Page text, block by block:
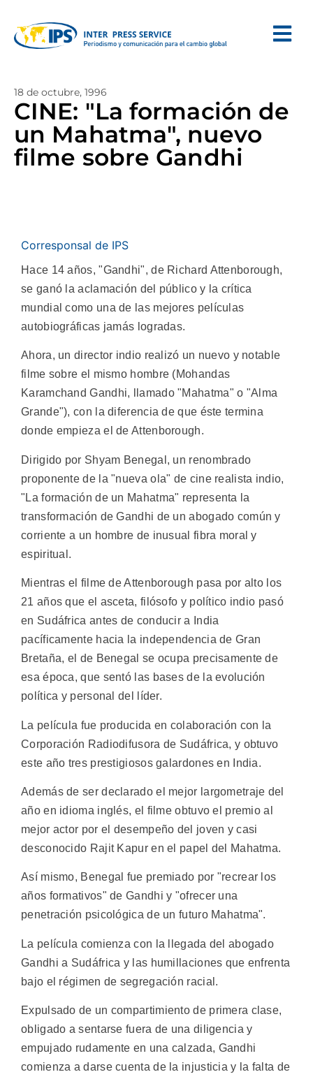
18 de octubre, 1996
CINE: "La formación de
un Mahatma", nuevo
filme sobre Gandhi
Corresponsal de IPS
Hace 14 años, "Gandhi", de Richard Attenborough,
se ganó la aclamación del público y la crítica
mundial como una de las mejores películas
autobiográficas jamás logradas.
Ahora, un director indio realizó un nuevo y notable
filme sobre el mismo hombre (Mohandas
Karamchand Gandhi, llamado "Mahatma" o "Alma
Grande"), con la diferencia de que éste termina
donde empieza el de Attenborough.
Dirigido por Shyam Benegal, un renombrado
proponente de la "nueva ola" de cine realista indio,
"La formación de un Mahatma" representa la
transformación de Gandhi de un abogado común y
corriente a un hombre de inusual fibra moral y
espiritual.
Mientras el filme de Attenborough pasa por alto los
21 años que el asceta, filósofo y político indio pasó
en Sudáfrica antes de conducir a India
pacíficamente hacia la independencia de Gran
Bretaña, el de Benegal se ocupa precisamente de
esa época, que sentó las bases de la evolución
política y personal del líder.
La película fue producida en colaboración con la
Corporación Radiodifusora de Sudáfrica, y obtuvo
este año tres prestigiosos galardones en India.
Además de ser declarado el mejor largometraje del
año en idioma inglés, el filme obtuvo el premio al
mejor actor por el desempeño del joven y casi
desconocido Rajit Kapur en el papel del Mahatma.
Así mismo, Benegal fue premiado por "recrear los
años formativos" de Gandhi y "ofrecer una
penetración psicológica de un futuro Mahatma".
La película comienza con la llegada del abogado
Gandhi a Sudáfrica y las humillaciones que enfrenta
bajo el régimen de segregación racial.
Expulsado de un compartimiento de primera clase,
obligado a sentarse fuera de una diligencia y
empujado rudamente en una calzada, Gandhi
comienza a darse cuenta de la injusticia y la falta de